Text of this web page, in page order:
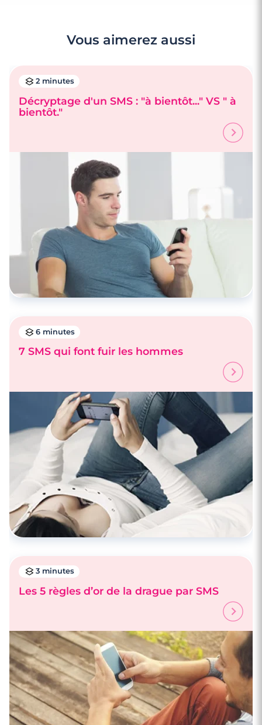
Vous aimerez aussi
2 minutes
Décryptage d'un SMS : "à bientôt..." VS " à
bientôt."
6 minutes
7 SMS qui font fuir les hommes
3 minutes
Les 5 règles d’or de la drague par SMS